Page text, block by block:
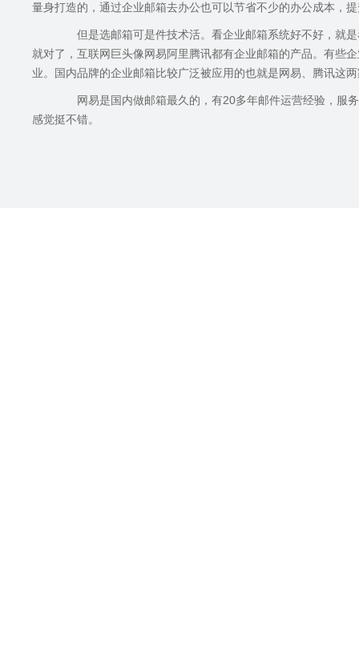
量身打造的，通过企业邮箱去办公也可以节省不少的办公成本，
但是选邮箱可是件技术活。看企业邮箱系统好不好，就是
就对了，互联网巨头像网易阿里腾讯都有企业邮箱的产品。有些
业。国内品牌的企业邮箱比较广泛被应用的也就是网易、腾讯这
网易是国内做邮箱最久的，有20多年邮件运营经验，服务
感觉挺不错。